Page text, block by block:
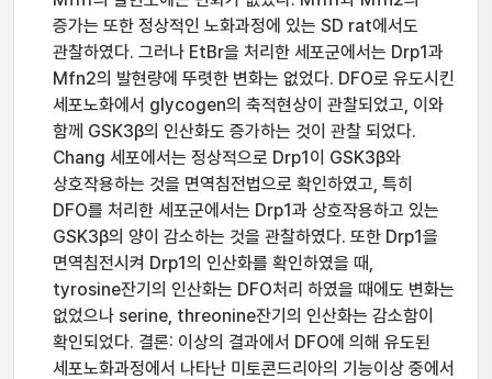
증가는 또한 정상적인 노화과정에 있는 SD rat에서도
관찰하였다. 그러나 EtBr을 처리한 세포군에서는 Drp1과
Mfn2의 발현량에 뚜렷한 변화는 없었다. DFO로 유도시킨
세포노화에서 glycogen의 축적현상이 관찰되었고, 이와
함께 GSK3β의 인산화도 증가하는 것이 관찰 되었다.
Chang 세포에서는 정상적으로 Drp1이 GSK3β와
상호작용하는 것을 면역침전법으로 확인하였고, 특히
DFO를 처리한 세포군에서는 Drp1과 상호작용하고 있는
GSK3β의 양이 감소하는 것을 관찰하였다. 또한 Drp1을
면역침전시켜 Drp1의 인산화를 확인하였을 때,
tyrosine잔기의 인산화는 DFO처리 하였을 때에도 변화는
없었으나 serine, threonine잔기의 인산화는 감소함이
확인되었다. 결론: 이상의 결과에서 DFO에 의해 유도된
세포노화과정에서 나타난 미토콘드리아의 기능이상 중에서